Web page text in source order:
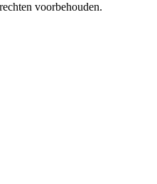
voorbehouden.